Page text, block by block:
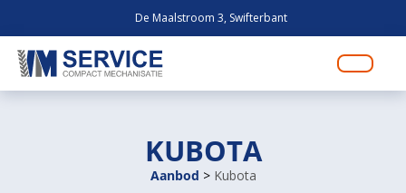
De Maalstroom 3, Swifterbant
KUBOTA
Aanbod > Kubota